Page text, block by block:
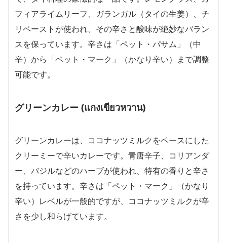
フィアライムリーフ、ガランガル（タイの生姜）、チ
リペーストが使われ、その辛さと酸味が絶妙なバラン
スを保っています。辛さは「ペット・パサム」（中
辛）から「ペット・マーク」（かなり辛い）まで調整
可能です。
グリーンカレー (แกงเขียวหวาน)
グリーンカレーは、ココナッツミルクをベースにした
クリーミーで辛いカレーです。青唐辛子、コリアンダ
ー、バジルなどのハーブが使われ、特有の香りと辛さ
を持っています。辛さは「ペット・マーク」（かなり
辛い）レベルが一般的ですが、ココナッツミルクが辛
さを少し和らげています。